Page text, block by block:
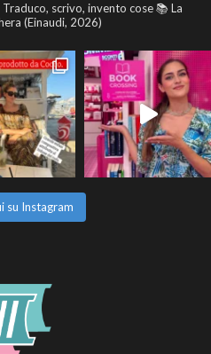
Traduco, scrivo, invento cose📚 La
(Einaudi, 2026)
su Instagram